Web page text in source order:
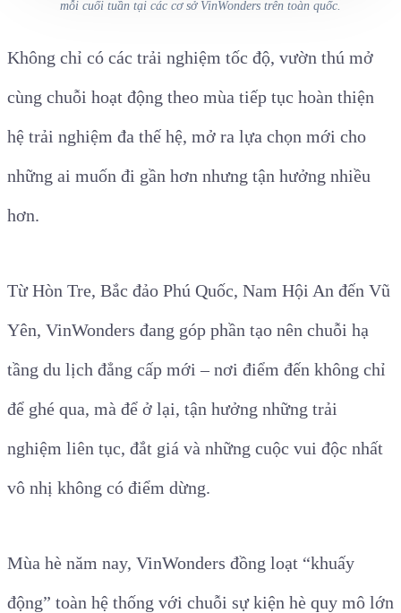
mỗi cuối tuần tại các cơ sở VinWonders trên toàn quốc.
Không chỉ có các trải nghiệm tốc độ, vườn thú mở
cùng chuỗi hoạt động theo mùa tiếp tục hoàn thiện
hệ trải nghiệm đa thế hệ, mở ra lựa chọn mới cho
những ai muốn đi gần hơn nhưng tận hưởng nhiều
hơn.
Từ Hòn Tre, Bắc đảo Phú Quốc, Nam Hội An đến Vũ
Yên, VinWonders đang góp phần tạo nên chuỗi hạ
tầng du lịch đẳng cấp mới – nơi điểm đến không chỉ
để ghé qua, mà để ở lại, tận hưởng những trải
nghiệm liên tục, đắt giá và những cuộc vui độc nhất
vô nhị không có điểm dừng.
Mùa hè năm nay, VinWonders đồng loạt “khuấy
động” toàn hệ thống với chuỗi sự kiện hè quy mô lớn